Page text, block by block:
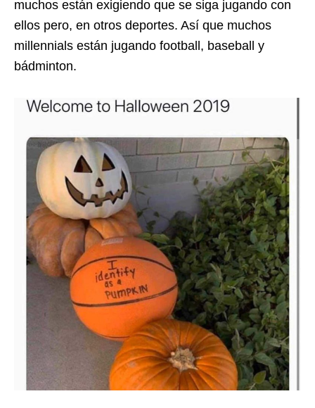
muchos están exigiendo que se siga jugando con
ellos pero, en otros deportes. Así que muchos
millennials están jugando football, baseball y
bádminton.